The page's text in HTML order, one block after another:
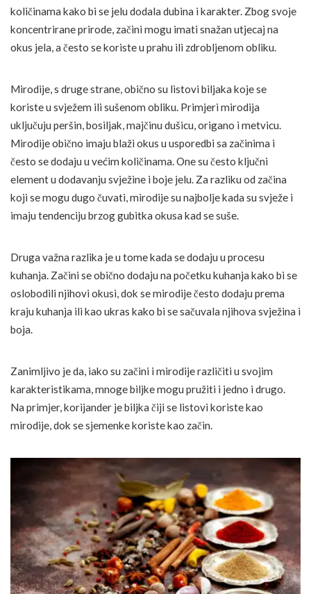
količinama kako bi se jelu dodala dubina i karakter. Zbog svoje
koncentrirane prirode, začini mogu imati snažan utjecaj na
okus jela, a često se koriste u prahu ili zdrobljenom obliku.
Mirodije, s druge strane, obično su listovi biljaka koje se
koriste u svježem ili sušenom obliku. Primjeri mirodija
uključuju peršin, bosiljak, majčinu dušicu, origano i metvicu.
Mirodije obično imaju blaži okus u usporedbi sa začinima i
često se dodaju u većim količinama. One su često ključni
element u dodavanju svježine i boje jelu. Za razliku od začina
koji se mogu dugo čuvati, mirodije su najbolje kada su svježe i
imaju tendenciju brzog gubitka okusa kad se suše.
Druga važna razlika je u tome kada se dodaju u procesu
kuhanja. Začini se obično dodaju na početku kuhanja kako bi se
oslobodili njihovi okusi, dok se mirodije često dodaju prema
kraju kuhanja ili kao ukras kako bi se sačuvala njihova svježina i
boja.
Zanimljivo je da, iako su začini i mirodije različiti u svojim
karakteristikama, mnoge biljke mogu pružiti i jedno i drugo.
Na primjer, korijander je biljka čiji se listovi koriste kao
mirodije, dok se sjemenke koriste kao začin.